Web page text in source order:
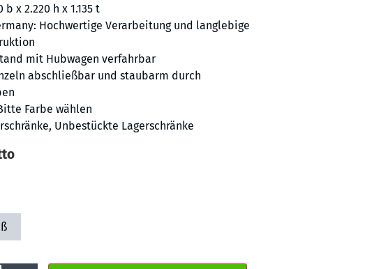
b x 2.220 h x 1.135 t
Hochwertige Verarbeitung und langlebige
mit Hubwagen verfahrbar
abschließbar und staubarm durch
Farbe wählen
, Unbestückte Lagerschränke